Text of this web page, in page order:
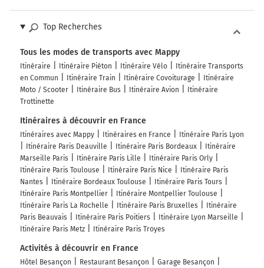
Pontarlier
Pont Robert Schwint
continuer sur 5 mètres
152 km
1h50 Besançon
25000
Top Recherches
Tous les modes de transports avec Mappy
Itinéraire Itinéraire Piéton Itinéraire Vélo
Itinéraire Transports
en Commun
Itinéraire Train Itinéraire Covoiturage
Itinéraire
Moto / Scooter
Itinéraire Bus Itinéraire Avion
Itinéraire
Trottinette
Itinéraires à découvrir en France
Itinéraires avec Mappy Itinéraires en France
Itinéraire Paris Lyon
Itinéraire Paris Deauville
Itinéraire Paris Bordeaux
Itinéraire
Marseille Paris
Itinéraire Paris Lille
Itinéraire Paris Orly
Itinéraire Paris Toulouse
Itinéraire Paris Nice
Itinéraire Paris
Nantes
Itinéraire Bordeaux Toulouse
Itinéraire Paris Tours
Itinéraire Paris Montpellier
Itinéraire Montpellier Toulouse
Itinéraire Paris La Rochelle
Itinéraire Paris Bruxelles
Itinéraire
Paris Beauvais
Itinéraire Paris Poitiers
Itinéraire Lyon Marseille
Itinéraire Paris Metz
Itinéraire Paris Troyes
Activités à découvrir en France
Hôtel Besançon Restaurant Besançon
Garage Besançon